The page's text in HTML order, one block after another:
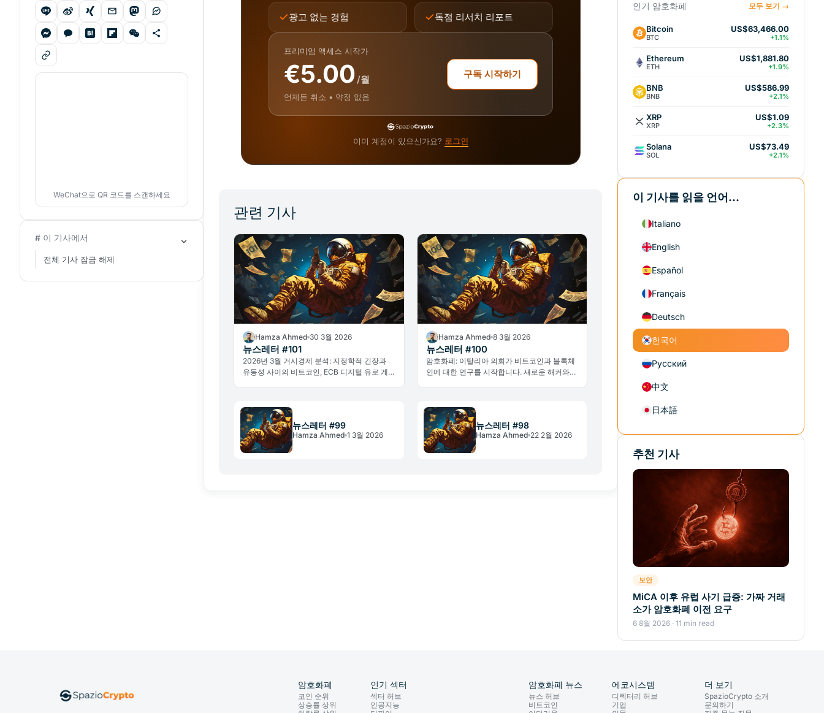
광고 없는 경험 독점 리서치 리포트
프리미엄 액세스 시작가
€5.00/월
언제든 취소 • 약정 없음
구독 시작하기
이미 계정이 있으신가요? 로그인
관련 기사
Hamza Ahmed 30 3월 2026
뉴스레터 #101
2026년 3월 거시경제 분석: 지정학적 긴장과
유동성 사이의 비트코인, ECB 디지털 유로 계
Hamza Ahmed 8 3월 2026
뉴스레터 #100
암호화폐: 이탈리아 의회가 비트코인과 블록체
인에 대한 연구를 시작합니다. 새로운 해커와
뉴스레터 #99
Hamza Ahmed 1 3월 2026
뉴스레터 #98
Hamza Ahmed 22 2월 2026
WeChat으로 QR 코드를 스캔하세요
# 이 기사에서
전체 기사 잠금 해제
인기 암호화폐 모두 보기 →
Bitcoin
BTC
US$63,466.00
+1.1%
Ethereum
ETH
US$1,881.80
+1.9%
BNB
BNB
US$586.99
+2.1%
XRP
XRP
US$1.09
+2.3%
Solana
SOL
US$73.49
+2.1%
이 기사를 읽을 언어...
Italiano
English
Español
Français
Deutsch
한국어
Русский
中文
日本語
추천 기사
보안
MiCA 이후 유럽 사기 급증: 가짜 거래
소가 암호화폐 이전 요구
6 8월 2026 · 11 min read
암호화폐
코인 순위
상승률 상위
인기 섹터
섹터 허브
인공지능
암호화폐 뉴스
뉴스 허브
비트코인
에코시스템
디렉터리 허브
기업
더 보기
SpazioCrypto 소개
문의하기